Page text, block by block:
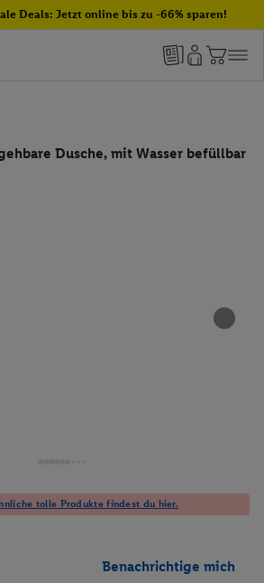
Deals: Jetzt online bis zu -66% sparen!
Dusche, mit Wasser befüllbar
tolle Produkte findest du hier.
Benachrichtige mich